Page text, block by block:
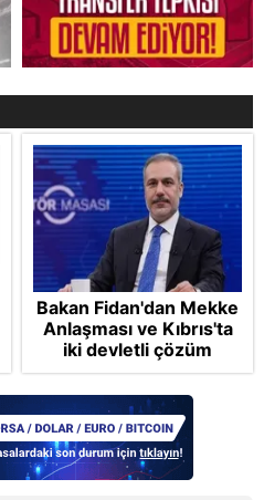
Bakan Fidan'dan Mekke
Anlaşması ve Kıbrıs'ta
iki devletli çözüm
mesajı: Bize
saldırmayan hiçbir ülke
hedefimizde değil